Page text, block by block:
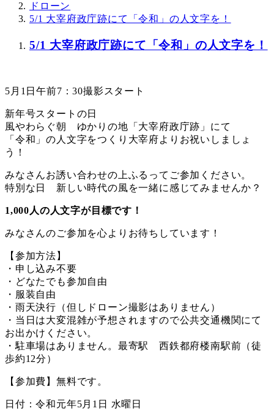
ドローン
5/1 大宰府政庁跡にて「令和」の人文字を！
5/1 大宰府政庁跡にて「令和」の人文字を！
5月1日午前7：30撮影スタート
新年号スタートの日
風やわらぐ朝 ゆかりの地「大宰府政庁跡」にて
「令和」の人文字をつくり大宰府よりお祝いしましょ
う！
みなさんお誘い合わせの上ふるってご参加ください。
特別な日 新しい時代の風を一緒に感じてみませんか？
1,000人の人文字が目標です！
みなさんのご参加を心よりお待ちしています！
【参加方法】
・申し込み不要
・どなたでも参加自由
・服装自由
・雨天決行（但しドローン撮影はありません）
・当日は大変混雑が予想されますので公共交通機関にて
お出かけください。
・駐車場はありません。最寄駅 西鉄都府楼南駅前（徒
歩約12分）
【参加費】無料です。
日付：令和元年5月1日 水曜日